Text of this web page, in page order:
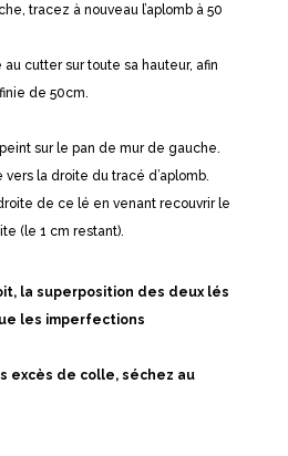
tracez à nouveau l’aplomb à 50
cutter sur toute sa hauteur, afin
de 50cm.
sur le pan de mur de gauche.
la droite du tracé d’aplomb.
de ce lé en venant recouvrir le
(le 1 cm restant).
la superposition des deux lés
les imperfections
excès de colle, séchez au